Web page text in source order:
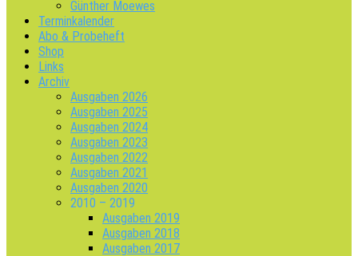
Günther Moewes
Terminkalender
Abo & Probeheft
Shop
Links
Archiv
Ausgaben 2026
Ausgaben 2025
Ausgaben 2024
Ausgaben 2023
Ausgaben 2022
Ausgaben 2021
Ausgaben 2020
2010 – 2019
Ausgaben 2019
Ausgaben 2018
Ausgaben 2017